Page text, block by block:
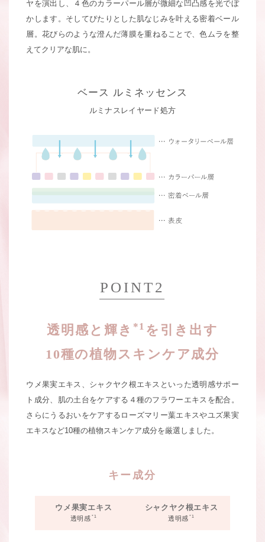
ヤを演出し、
４色のカラーパール層が微細な凹凸感を光でぼ
かします。そしてぴたりとした肌なじみを叶える密着ベール
層。 花びらのような澄んだ薄膜を重ねることで、色ムラを整
えてクリアな肌に。
ベース ルミネッセンス
ルミナスレイヤード処方
POINT2
透明感と輝き *1 を引き出す
10種の植物スキンケア成分
ウメ果実エキス、シャクヤク根エキスといった透明感サポー
ト成分、 肌の土台をケアする４種のフラワーエキスを配合。
さらにうるおいをケアする ローズマリー葉エキスやユズ果実
エキスなど10種の植物スキンケア成分を厳選しました。
キー成分
ウメ果実エキス
透明感 *1
シャクヤク根エキス
透明感 *1